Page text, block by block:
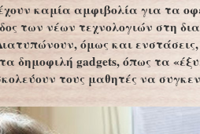
έχουν καμία αμφιβολία για τα
των νέων τεχνολογιών στη
όμως και
δημοφιλή gadgets, όπως τα
τους μαθητές να